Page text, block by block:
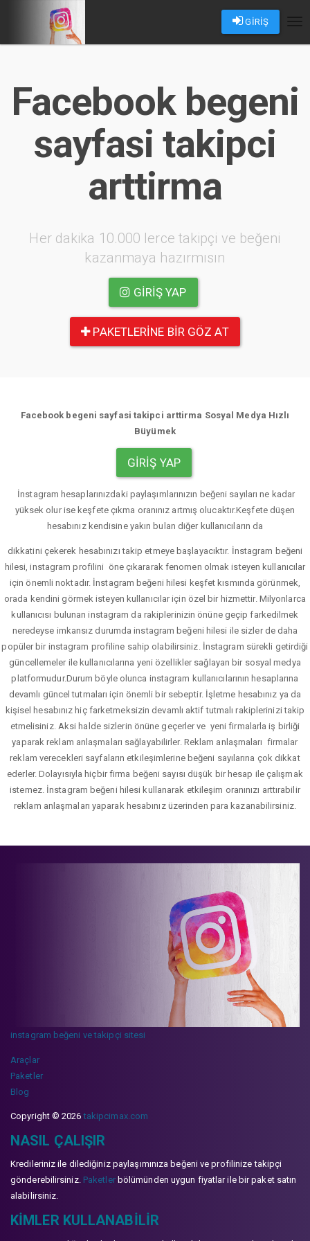
GİRİŞ
Facebook begeni
sayfasi takipci
arttirma
Her dakika 10.000 lerce takipçi ve beğeni
kazanmaya hazırmısın
GIRIŞ YAP
PAKETLERINE BIR GÖZ AT
Facebook begeni sayfasi takipci arttirma Sosyal Medya Hızlı
Büyümek
GIRIŞ YAP
İnstagram hesaplarınızdaki paylaşımlarınızın beğeni sayıları ne kadar
yüksek olur ise keşfete çıkma oranınız artmış olucaktır.Keşfete düşen
hesabınız kendisine yakın bulan diğer kullanıcıların da
dikkatini çekerek hesabınızı takip etmeye başlayacıktır. İnstagram beğeni
hilesi, instagram profilini öne çıkararak fenomen olmak isteyen kullanıcılar
için önemli noktadır. İnstagram beğeni hilesi keşfet kısmında görünmek,
orada kendini görmek isteyen kullanıcılar için özel bir hizmettir. Milyonlarca
kullanıcısı bulunan instagram da rakiplerinizin önüne geçip farkedilmek
neredeyse imkansız durumda instagram beğeni hilesi ile sizler de daha
popüler bir instagram profiline sahip olabilirsiniz. İnstagram sürekli getirdiği
güncellemeler ile kullanıcılarına yeni özellikler sağlayan bir sosyal medya
platformudur.Durum böyle olunca instagram kullanıcılarının hesaplarına
devamlı güncel tutmaları için önemli bir sebeptir. İşletme hesabınız ya da
kişisel hesabınız hiç farketmeksizin devamlı aktif tutmalı rakiplerinizi takip
etmelisiniz. Aksi halde sizlerin önüne geçerler ve yeni firmalarla iş birliği
yaparak reklam anlaşmaları sağlayabilirler. Reklam anlaşmaları firmalar
reklam verecekleri sayfaların etkileşimlerine beğeni sayılarına çok dikkat
ederler. Dolayısıyla hiçbir firma beğeni sayısı düşük bir hesap ile çalışmak
istemez. İnstagram beğeni hilesi kullanarak etkileşim oranınızı arttırabilir
reklam anlaşmaları yaparak hesabınız üzerinden para kazanabilirsiniz.
instagram beğeni ve takipçi sitesi
Araçlar
Paketler
Blog
Copyright © 2026takipcimax.com
NASIL ÇALIŞIR
Kredileriniz ile dilediğiniz paylaşımınıza beğeni ve profilinize takipçi
gönderebilirsiniz. Paketlerbölümünden uygun fiyatlar ile bir paket satın
alabilirsiniz.
KIMLER KULLANABILIR